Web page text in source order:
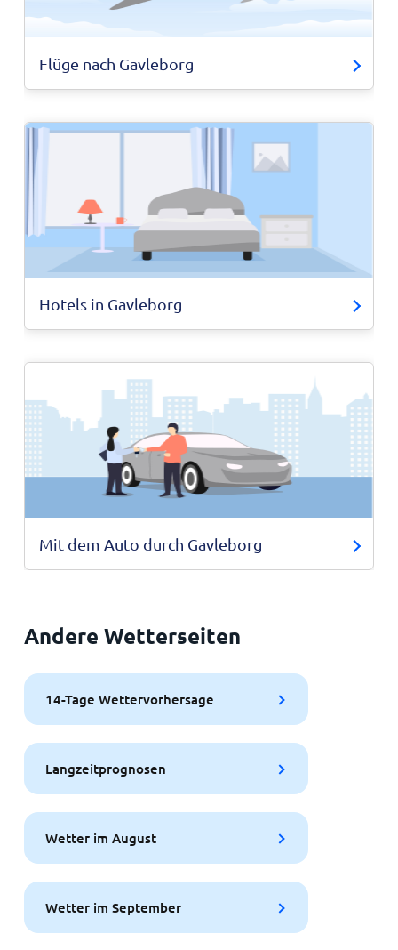
Flüge nach Gavleborg
Hotels in Gavleborg
Mit dem Auto durch Gavleborg
Andere Wetterseiten
14-Tage Wettervorhersage
Langzeitprognosen
Wetter im August
Wetter im September